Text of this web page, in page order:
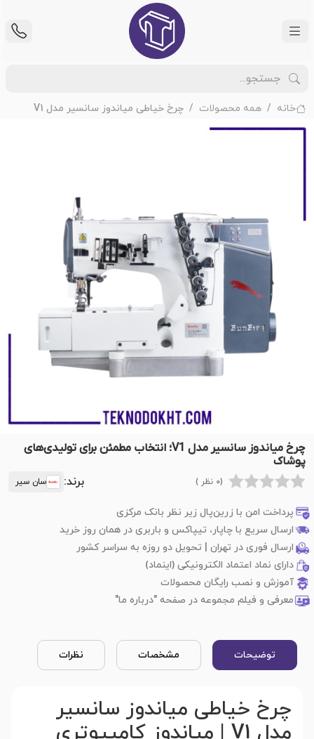
خانه همه محصولات چرخ خیاطی میاندوز سانسیر مدل V1
چرخ میاندوز سانسیر مدل V1؛ انتخاب مطمئن برای تولیدی‌های
پوشاک
(0 نظر ) برند: سان سیر
پرداخت امن با زرین‌پال زیر نظر بانک مرکزی
ارسال سریع با چاپار، تیپاکس و باربری در همان روز خرید
ارسال فوری در تهران | تحویل دو روزه به سراسر کشور
دارای نماد اعتماد الکترونیکی (اینماد)
آموزش و نصب رایگان محصولات
معرفی و فیلم مجموعه در صفحه "درباره ما"
توضیحات مشخصات نظرات
چرخ خیاطی میاندوز سانسیر
مدل V1 | میاندوز کامپیوتری